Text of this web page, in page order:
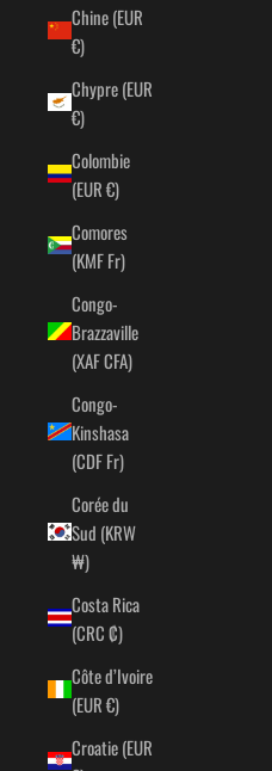
Chine (EUR
€)
Chypre (EUR
€)
Colombie
(EUR €)
Comores
(KMF Fr)
Congo-
Brazzaville
(XAF CFA)
Congo-
Kinshasa
(CDF Fr)
Corée du
Sud (KRW
₩)
Costa Rica
(CRC ₡)
Côte d’Ivoire
(EUR €)
Croatie (EUR